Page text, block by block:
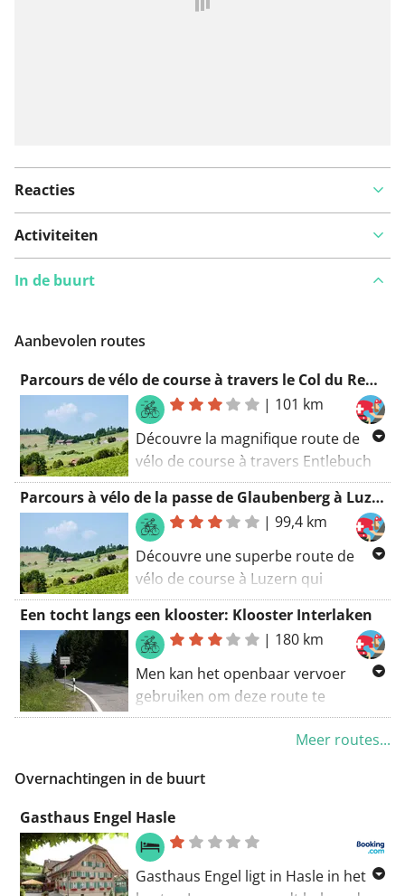
Reacties
Activiteiten
In de buurt
Aanbevolen routes
Parcours de vélo de course à travers le Col du Rengg dans Entlebuch
| 101 km
Découvre la magnifique route de
vélo de course à travers Entlebuch
et le Col du Rengg. Profite de la vue
imprenable sur la région tout en
passant devant Odermatt Motos
Luzern AG et Honda Service Moto
Burch.
Parcours à vélo de la passe de Glaubenberg à Luzern
|99,4 km
Découvre une superbe route de
vélo de course à Luzern qui
temmènera le long du col de
Glaubenberg, du Col du Rengg et
devant lOdermatt Motos Luzern AG.
Profite des superbes paysages et de
la nature tout en tentraînant.
Een tocht langs een klooster: Klooster Interlaken
| 180 km
Men kan het openbaar vervoer
gebruiken om deze route te
bereiken. Kom tot rust in de natuur.
Hou een pauze en mediteer met
Interlaken. Laat u tijdens deze route
verrassen door een imposant
bouwwerk (Kasteel Interlaken). Deze
route heeft tal van hoogtemeters.
Tijdens deze fietstocht verkent u
Meer routes...
Overnachtingen in de buurt
Gasthaus Engel Hasle
Gasthaus Engel ligt in Hasle in het